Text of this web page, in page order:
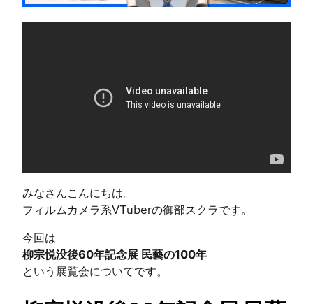
みなさんこんにちは。
フィルムカメラ系VTuberの御部スクラです。
今回は
柳宗悦没後60年記念展 民藝の100年
という展覧会についてです。